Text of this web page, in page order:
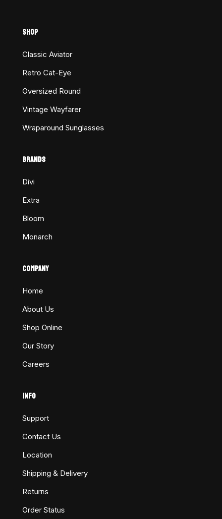
SHOP
Classic Aviator
Retro Cat-Eye
Oversized Round
Vintage Wayfarer
Wraparound Sunglasses
BRANDS
Divi
Extra
Bloom
Monarch
COMPANY
Home
About Us
Shop Online
Our Story
Careers
INFO
Support
Contact Us
Location
Shipping & Delivery
Returns
Order Status